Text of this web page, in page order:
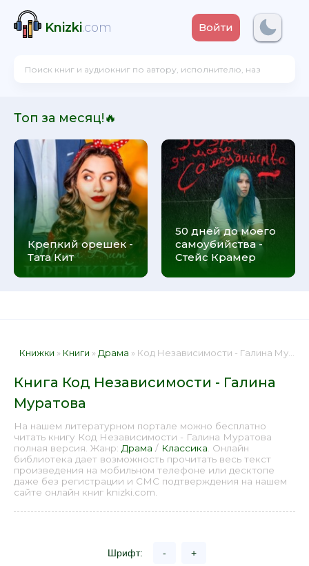
Knizki.com Войти
Топ за месяц!🔥
Крепкий орешек -
Тата Кит
50 дней до моего
самоубийства -
Стейс Крамер
Книжки » Книги » Драма » Код Независимости - Галина Муратова 📕 - Книга онлайн бесплатно
Книга Код Независимости - Галина
Муратова
На нашем литературном портале можно бесплатно
читать книгу Код Независимости - Галина Муратова
полная версия. Жанр: Драма / Классика . Онлайн
библиотека дает возможность прочитать весь текст
произведения на мобильном телефоне или десктопе
даже без регистрации и СМС подтверждения на нашем
сайте онлайн книг knizki.com.
Шрифт: - +